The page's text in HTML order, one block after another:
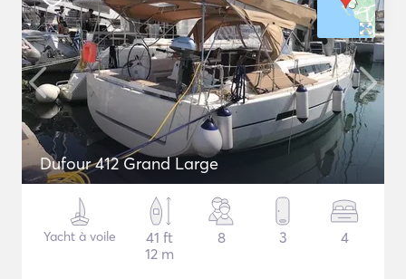
Dufour 412 Grand Large
Yacht à voile
41 ft
12 m
8 3 4